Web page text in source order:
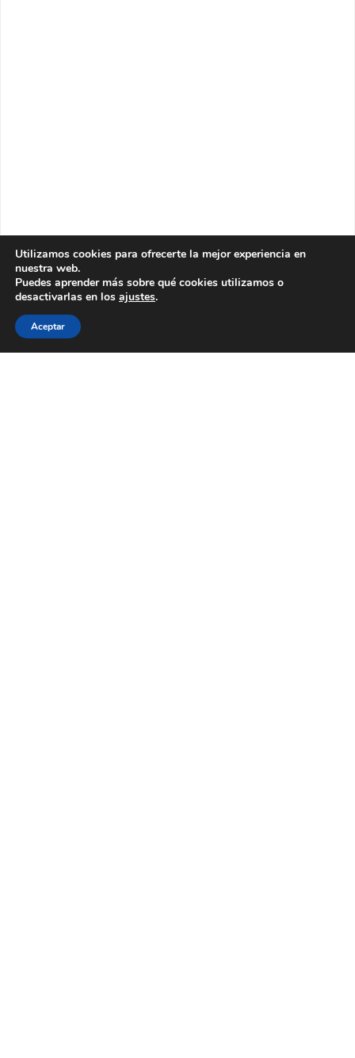
Utilizamos cookies para ofrecerte la mejor experiencia en
nuestra web.
Puedes aprender más sobre qué cookies utilizamos o
desactivarlas en los ajustes.
Aceptar